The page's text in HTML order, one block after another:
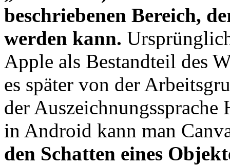
beschriebenen Bereich,
werden kann.
Apple als Bestandteil des
es später von der
der
in Android kann man
den Schatten eines